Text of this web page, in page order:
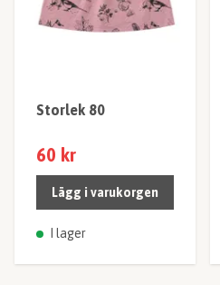
Storlek 80
60 kr
Lägg i varukorgen
I lager